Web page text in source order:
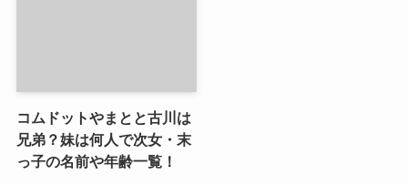
コムドットやまとと古川は
兄弟？妹は何人で次女・末
っ子の名前や年齢一覧！